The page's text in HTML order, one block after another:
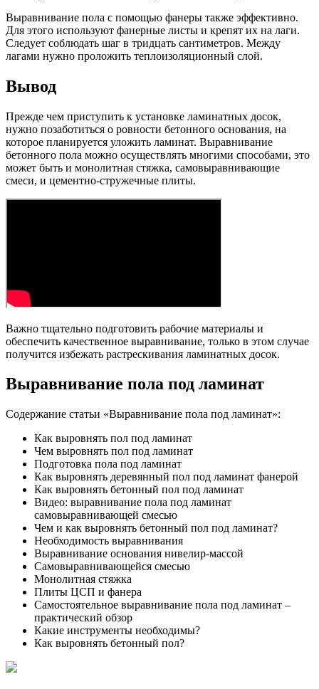
Выравнивание пола с помощью фанеры также эффективно.
Для этого используют фанерные листы и крепят их на лаги.
Следует соблюдать шаг в тридцать сантиметров. Между
лагами нужно проложить теплоизоляционный слой.
Вывод
Прежде чем приступить к установке ламинатных досок,
нужно позаботиться о ровности бетонного основания, на
которое планируется уложить ламинат. Выравнивание
бетонного пола можно осуществлять многими способами, это
может быть и монолитная стяжка, самовыравнивающие
смеси, и цементно-стружечные плиты.
Важно тщательно подготовить рабочие материалы и
обеспечить качественное выравнивание, только в этом случае
получится избежать растрескивания ламинатных досок.
Выравнивание пола под ламинат
Содержание статьи «Выравнивание пола под ламинат»:
Как выровнять пол под ламинат
Чем выровнять пол под ламинат
Подготовка пола под ламинат
Как выровнять деревянный пол под ламинат фанерой
Как выровнять бетонный пол под ламинат
Видео: выравнивание пола под ламинат
самовыравнивающей смесью
Чем и как выровнять бетонный пол под ламинат?
Необходимость выравнивания
Выравнивание основания нивелир-массой
Самовыравнивающейся смесью
Монолитная стяжка
Плиты ЦСП и фанера
Самостоятельное выравнивание пола под ламинат –
практический обзор
Какие инструменты необходимы?
Как выровнять бетонный пол?